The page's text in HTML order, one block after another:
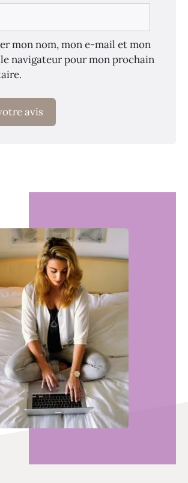
mon nom, mon e-mail et mon
navigateur pour mon prochain